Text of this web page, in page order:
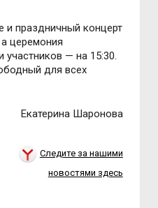
и праздничный концерт
церемония
участников — на 15:30.
для всех
Екатерина Шаронова
Следите за нашими
новостями здесь